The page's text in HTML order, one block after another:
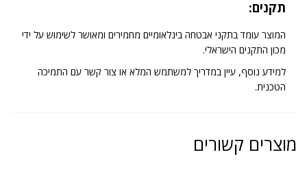
תקנים:
המוצר עומד בתקני אבטחה בינלאומיים מחמירים ומאושר לשימוש על ידי
מכון התקנים הישראלי.
למידע נוסף, עיין במדריך למשתמש המלא או צור קשר עם התמיכה
הטכנית.
מוצרים קשורים